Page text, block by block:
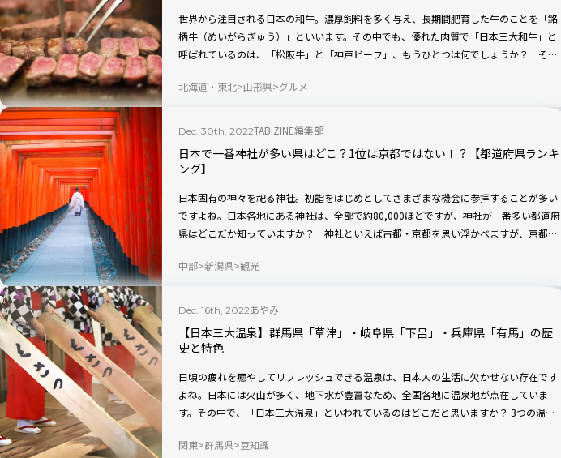
世界から注目される日本の和牛。濃厚飼料を多く与え、長期間肥育した牛のことを「銘
柄牛（めいがらぎゅう）」といいます。その中でも、優れた肉質で「日本三大和牛」と
呼ばれているのは、「松阪牛」と「神戸ビーフ」、もうひとつは何でしょうか？ それ
北海道・東北 山形県 グルメ
Dec. 30th, 2022TABIZINE編集部
日本で一番神社が多い県はどこ？1位は京都ではない！？【都道府県ランキ
ング】
日本固有の神々を祀る神社。初詣をはじめとしてさまざまな機会に参拝することが多い
ですよね。日本各地にある神社は、全部で約80,000ほどですが、神社が一番多い都道府
県はどこだか知っていますか？ 神社といえば古都・京都を思い浮かべますが、京都は
中部 新潟県 観光
Dec. 16th, 2022あやみ
【日本三大温泉】群馬県「草津」・岐阜県「下呂」・兵庫県「有馬」の歴
史と特色
日頃の疲れを癒やしてリフレッシュできる温泉は、日本人の生活に欠かせない存在です
よね。日本には火山が多く、地下水が豊富なため、全国各地に温泉地が点在していま
す。その中で、「日本三大温泉」といわれているのはどこだと思いますか？ 3つの温泉
関東 群馬県 豆知識